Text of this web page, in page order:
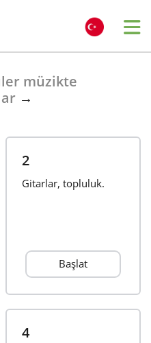
müzikte
→
2
Gitarlar, topluluk.
Başlat
4